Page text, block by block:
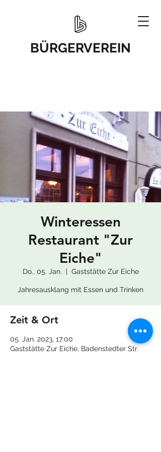
BÜRGERVEREIN
Winteressen
Restaurant "Zur
Eiche"
Do., 05. Jan.
  |
Gaststätte Zur Eiche
Jahresausklang mit Essen und Trinken
Zeit & Ort
05. Jan. 2023, 17:00
Gaststätte Zur Eiche, Badenstedter Str.